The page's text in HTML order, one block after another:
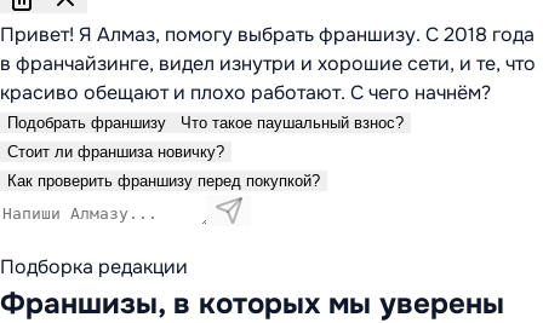
Привет! Я Алмаз, помогу выбрать франшизу. С 2018 года
в франчайзинге, видел изнутри и хорошие сети, и те, что
красиво обещают и плохо работают. С чего начнём?
Подобрать франшизу
Что такое паушальный взнос?
Стоит ли франшиза новичку?
Как проверить франшизу перед покупкой?
Подборка редакции
Франшизы, в которых мы уверены